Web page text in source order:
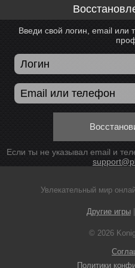
Введи свой логин, email или
Если ты не указывал email и
Увлекательный мир
Другие игры|
© 2026
Политики